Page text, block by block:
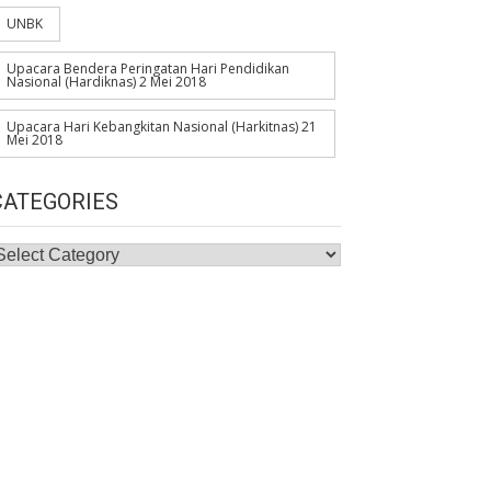
UNBK
Upacara Bendera Peringatan Hari Pendidikan
Nasional (Hardiknas) 2 Mei 2018
Upacara Hari Kebangkitan Nasional (Harkitnas) 21
Mei 2018